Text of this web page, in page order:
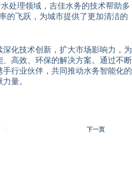
处理领域，吉佳水务的技术帮助多
的飞跃，为城市提供了更加清洁的
化技术创新，扩大市场影响力，为
高效、环保的解决方案。通过不断
行业伙伴，共同推动水务智能化的
量。
下一页